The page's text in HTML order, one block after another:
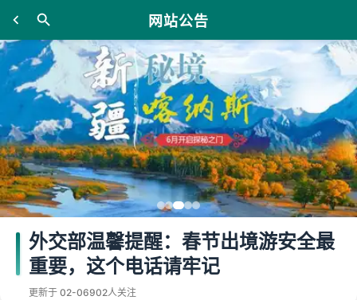
网站公告
外交部温馨提醒：春节出境游安全最
重要，这个电话请牢记
更新于 02-06902人关注